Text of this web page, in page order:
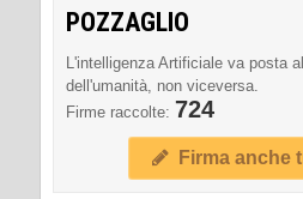
POZZAGLIO
L'intelligenza Artificiale va posta
dell'umanità, non viceversa.
Firme raccolte: 724
Firma anche